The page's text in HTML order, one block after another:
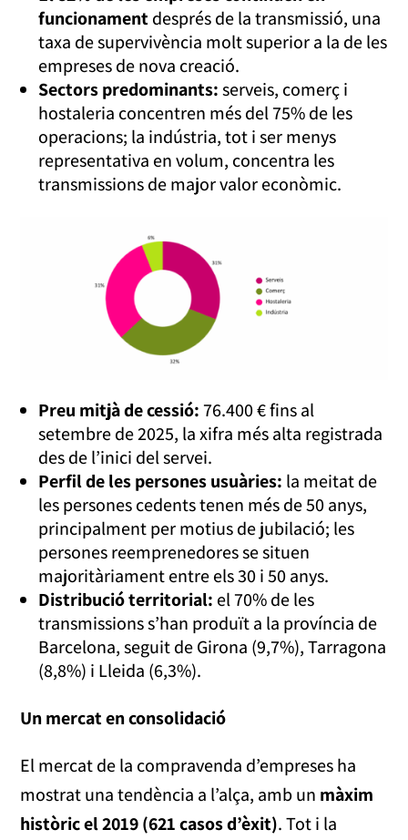
funcionamentdesprés de la transmissió, una
taxa de supervivència molt superior a la de les
empreses de nova creació.
Sectors predominants:serveis, comerç i
hostaleria concentren més del 75% de les
operacions; la indústria, tot i ser menys
representativa en volum, concentra les
transmissions de major valor econòmic.
Preu mitjà de cessió:76.400 € fins al
setembre de 2025, la xifra més alta registrada
des de l’inici del servei.
Perfil de les persones usuàries: la meitat de
les persones cedents tenen més de 50 anys,
principalment per motius de jubilació; les
persones reemprenedores se situen
majoritàriament entre els 30 i 50 anys.
Distribució territorial: el 70% de les
transmissions s’han produït a la província de
Barcelona, seguit de Girona (9,7%), Tarragona
(8,8%) i Lleida (6,3%).
Un mercat en consolidació
El mercat de la compravenda d’empreses ha
mostrat una tendència a l’alça, amb un màxim
històric el 2019 (621 casos d’èxit). Tot i la